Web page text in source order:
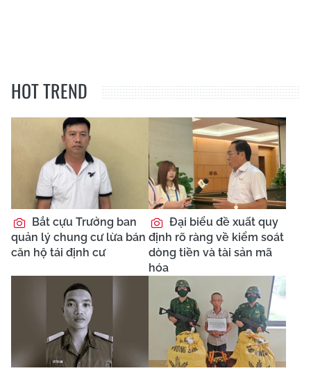
HOT TREND
Bắt cựu Trưởng ban
quản lý chung cư lừa bán
căn hộ tái định cư
Đại biểu đề xuất quy
định rõ ràng về kiểm soát
dòng tiền và tài sản mã
hóa